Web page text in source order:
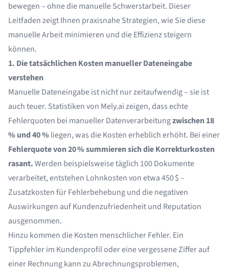
bewegen – ohne die manuelle Schwerstarbeit. Dieser
Leitfaden zeigt Ihnen praxisnahe Strategien, wie Sie diese
manuelle Arbeit minimieren und die Effizienz steigern
können.
1. Die tatsächlichen Kosten manueller Dateneingabe
verstehen
Manuelle Dateneingabe ist nicht nur zeitaufwendig – sie ist
auch teuer. Statistiken von Mely.aizeigen, dass echte
Fehlerquoten bei manueller Datenverarbeitungzwischen 18
% und 40 %liegen, was die Kosten erheblich erhöht. Bei einer
Fehlerquote von 20 % summieren sich die Korrekturkosten
rasant.Werden beispielsweise täglich 100 Dokumente
verarbeitet, entstehen Lohnkosten von etwa 450 $ –
Zusatzkosten für Fehlerbehebung und die negativen
Auswirkungen auf Kundenzufriedenheit und Reputation
ausgenommen.
Hinzu kommen die Kosten menschlicher Fehler. Ein
Tippfehler im Kundenprofil oder eine vergessene Ziffer auf
einer Rechnung kann zu Abrechnungsproblemen,